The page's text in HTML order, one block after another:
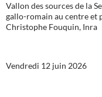
Vallon des sources de la
gallo-romain au centre et
Christophe Fouquin, Inra
Vendredi 12 juin 2026